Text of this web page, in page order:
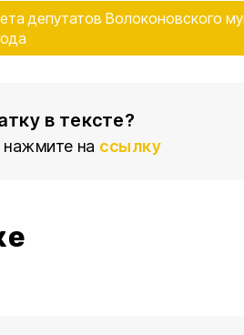
депутатов Волоконовского
в тексте?
на ссылку